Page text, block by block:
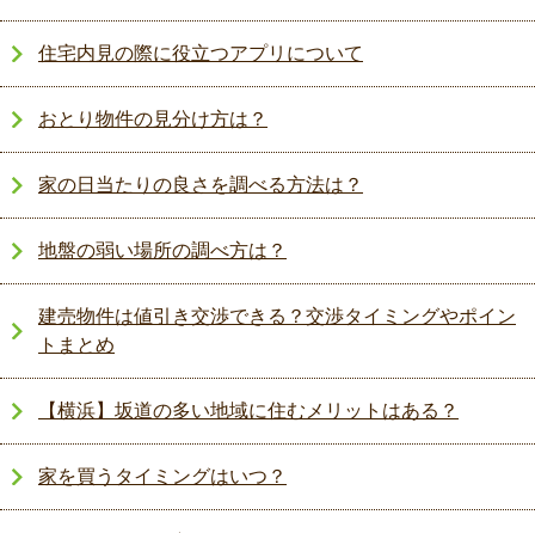
住宅内見の際に役立つアプリについて
おとり物件の見分け方は？
家の日当たりの良さを調べる方法は？
地盤の弱い場所の調べ方は？
建売物件は値引き交渉できる？交渉タイミングやポイン
トまとめ
【横浜】坂道の多い地域に住むメリットはある？
家を買うタイミングはいつ？